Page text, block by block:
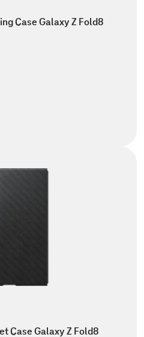
Case Galaxy Z Fold8
Case Galaxy Z Fold8